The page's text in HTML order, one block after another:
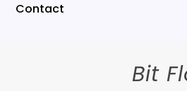
Contact
Bit